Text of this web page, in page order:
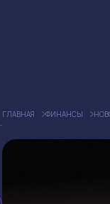
ГЛАВНАЯ ФИНАНСЫ